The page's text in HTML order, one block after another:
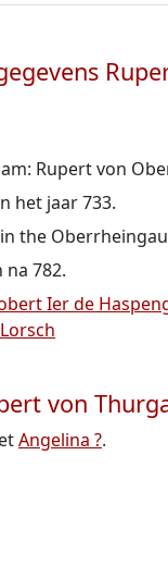
Rupert von
het jaar 733.
the
na 782.
Ier de
von
Angelina ?.